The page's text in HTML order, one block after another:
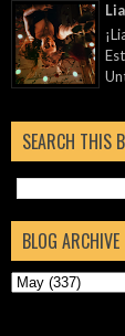
SEARCH THIS
BLOG ARCHIVE